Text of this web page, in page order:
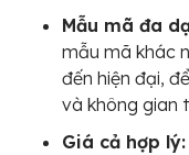
Mẫu mã đa
mẫu mã khác
đến hiện đại,
và không gian
Giá cả hợp lý: